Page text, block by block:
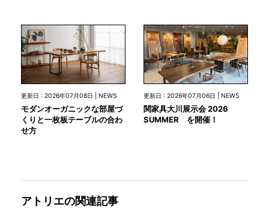
更新日 : 2026年07月08日 | NEWS
モダンオーガニックな部屋づ
くりと一枚板テーブルの合わ
せ方
更新日 : 2026年07月06日 | NEWS
関家具大川展示会 2026
SUMMER を開催！
アトリエの関連記事